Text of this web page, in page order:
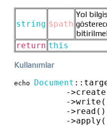
string $path
Yol
return this
Kullanımlar
echo Document ::
->
->write(
->read()
->